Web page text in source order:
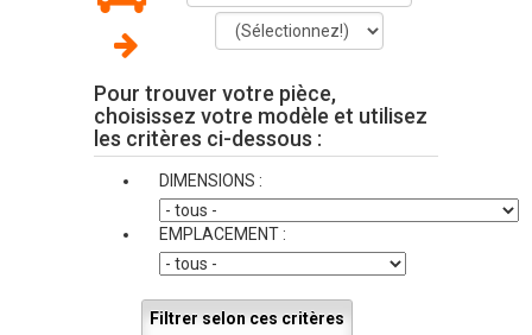
Pour trouver votre pièce,
choisissez votre modèle et utilisez
les critères ci-dessous :
DIMENSIONS :
EMPLACEMENT :
Filtrer selon ces critères